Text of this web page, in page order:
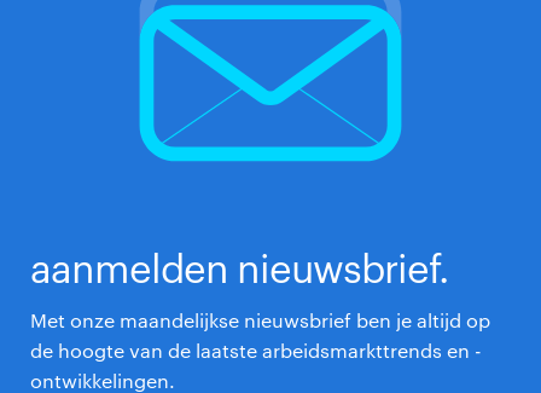
aanmelden nieuwsbrief.
Met onze maandelijkse nieuwsbrief ben je altijd op
de hoogte van de laatste arbeidsmarkttrends en -
ontwikkelingen.